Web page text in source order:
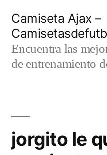
contenido
Camiseta Ajax –
Encuentra las
de entrenamiento
jorgito le